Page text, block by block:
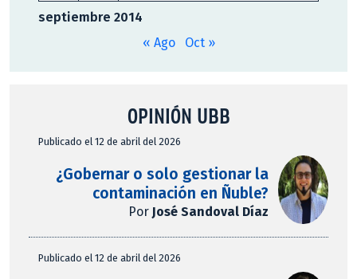
septiembre 2014
« Ago Oct »
OPINIÓN UBB
Publicado el 12 de abril del 2026
¿Gobernar o solo gestionar la
contaminación en Ñuble?
Por José Sandoval Díaz
Publicado el 12 de abril del 2026